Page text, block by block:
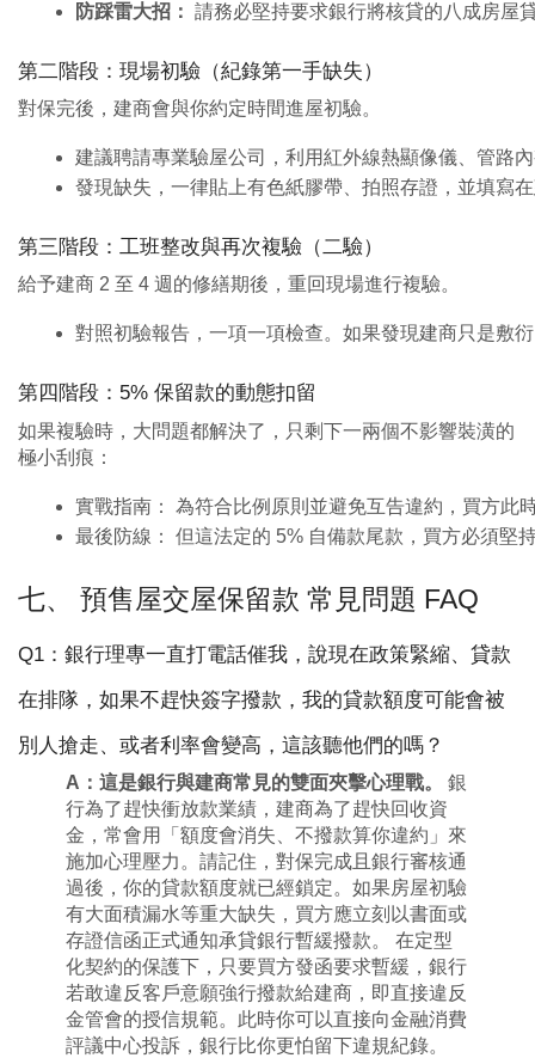
防踩雷大招： 請務必堅持要求銀行將核貸的八成房屋
第二階段：現場初驗（紀錄第一手缺失）
對保完後，建商會與你約定時間進屋初驗。
建議聘請專業驗屋公司，利用紅外線熱顯像儀、管路
發現缺失，一律貼上有色紙膠帶、拍照存證，並填寫
第三階段：工班整改與再次複驗（二驗）
給予建商 2 至 4 週的修繕期後，重回現場進行複驗。
對照初驗報告，一項一項檢查。如果發現建商只是敷
第四階段：5% 保留款的動態扣留
如果複驗時，大問題都解決了，只剩下一兩個不影響裝潢的
極小刮痕：
實戰指南： 為符合比例原則並避免互告違約，買方此
最後防線： 但這法定的 5% 自備款尾款，買方必須堅
七、 預售屋交屋保留款 常見問題 FAQ
Q1：銀行理專一直打電話催我，說現在政策緊縮、貸款
在排隊，如果不趕快簽字撥款，我的貸款額度可能會被
別人搶走、或者利率會變高，這該聽他們的嗎？
A： 這是銀行與建商常見的雙面夾擊心理戰。
銀
行為了趕快衝放款業績，建商為了趕快回收資
金，常會用「額度會消失、不撥款算你違約」來
施加心理壓力。請記住，對保完成且銀行審核通
過後，你的貸款額度就已經鎖定。如果房屋初驗
有大面積漏水等重大缺失，買方應立刻以書面或
存證信函正式通知承貸銀行暫緩撥款。 在定型
化契約的保護下，只要買方發函要求暫緩，銀行
若敢違反客戶意願強行撥款給建商，即直接違反
金管會的授信規範。此時你可以直接向金融消費
評議中心投訴，銀行比你更怕留下違規紀錄。